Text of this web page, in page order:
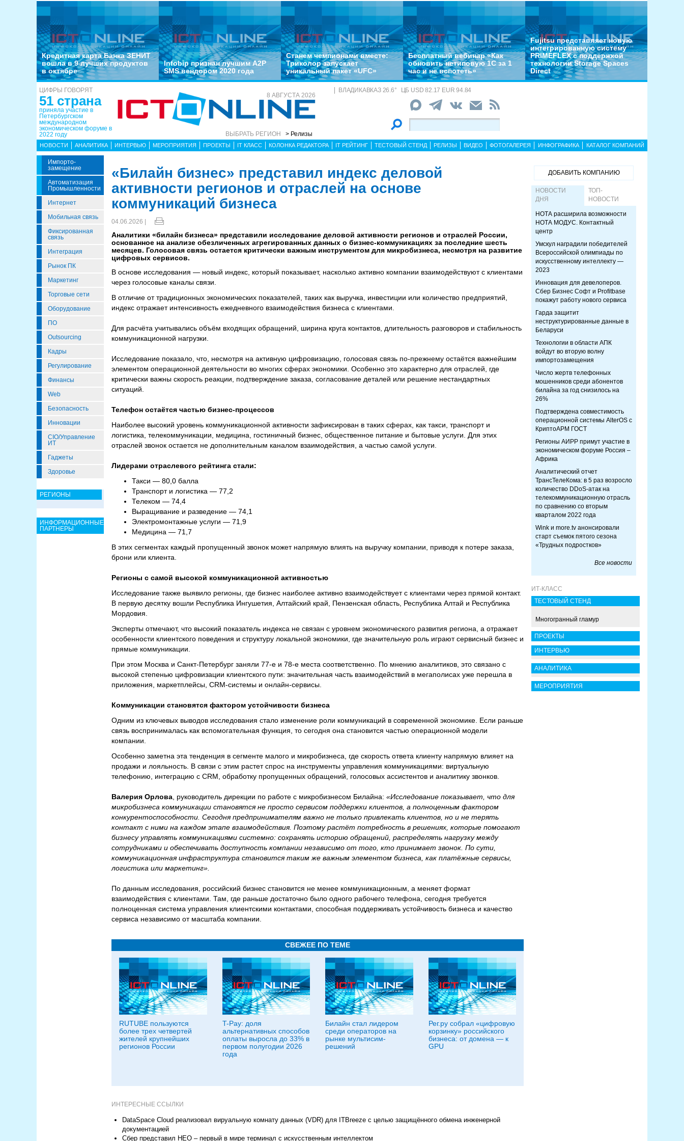
Кредитная карта Банка ЗЕНИТ
вошла в 9 лучших продуктов
в октябре
Infobip признан лучшим A2P
SMS вендором 2020 года
Станем чемпионами вместе:
Триколор запускает
уникальный пакет «UFC»
Бесплатный вебинар «Как
обновить нетиповую 1С за 1
час и не вспотеть»
Fujitsu представляет новую
интегрированную систему
PRIMEFLEX с поддержкой
технологии Storage Spaces
Direct
ЦИФРЫ ГОВОРЯТ
51 страна
приняла участие в
Петербургском
международном
экономическом форуме в
2022 году
8 АВГУСТА 2026
ВЫБРАТЬ РЕГИОН > Релизы
ВЛАДИКАВКАЗ 26.6° ЦБ USD 82.17 EUR 94.84
НОВОСТИ АНАЛИТИКА ИНТЕРВЬЮ МЕРОПРИЯТИЯ ПРОЕКТЫ IT КЛАСС КОЛОНКА РЕДАКТОРА IT РЕЙТИНГ ТЕСТОВЫЙ СТЕНД РЕЛИЗЫ ВИДЕО ФОТОГАЛЕРЕЯ ИНФОГРАФИКА КАТАЛОГ КОМПАНИЙ
Импорто­
Замещение
Автоматизация
Промышленности
Интернет
Мобильная связь
Фиксированная
связь
Интеграция
Рынок ПК
Маркетинг
Торговые сети
Оборудование
ПО
Outsourcing
Кадры
Регулирование
Финансы
Web
Безопасность
Инновации
CIO/Управление
ИТ
Гаджеты
Здоровье
РЕГИОНЫ
ИНФОРМАЦИОННЫЕ
ПАРТНЕРЫ
«Билайн бизнес» представил индекс деловой
активности регионов и отраслей на основе
коммуникаций бизнеса
04.06.2026 |
Аналитики «билайн бизнеса» представили исследование деловой активности регионов и отраслей России,
основанное на анализе обезличенных агрегированных данных о бизнес-коммуникациях за последние шесть
месяцев. Голосовая связь остается критически важным инструментом для микробизнеса, несмотря на развитие
цифровых сервисов.
В основе исследования — новый индекс, который показывает, насколько активно компании взаимодействуют с клиентами
через голосовые каналы связи.
В отличие от традиционных экономических показателей, таких как выручка, инвестиции или количество предприятий,
индекс отражает интенсивность ежедневного взаимодействия бизнеса с клиентами.
Для расчёта учитывались объём входящих обращений, ширина круга контактов, длительность разговоров и стабильность
коммуникационной нагрузки.
Исследование показало, что, несмотря на активную цифровизацию, голосовая связь по-прежнему остаётся важнейшим
элементом операционной деятельности во многих сферах экономики. Особенно это характерно для отраслей, где
критически важны скорость реакции, подтверждение заказа, согласование деталей или решение нестандартных
ситуаций.
Телефон остаётся частью бизнес-процессов
Наиболее высокий уровень коммуникационной активности зафиксирован в таких сферах, как такси, транспорт и
логистика, телекоммуникации, медицина, гостиничный бизнес, общественное питание и бытовые услуги. Для этих
отраслей звонок остается не дополнительным каналом взаимодействия, а частью самой услуги.
Лидерами отраслевого рейтинга стали:
Такси — 80,0 балла
Транспорт и логистика — 77,2
Телеком — 74,4
Выращивание и разведение — 74,1
Электромонтажные услуги — 71,9
Медицина — 71,7
В этих сегментах каждый пропущенный звонок может напрямую влиять на выручку компании, приводя к потере заказа,
брони или клиента.
Регионы с самой высокой коммуникационной активностью
Исследование также выявило регионы, где бизнес наиболее активно взаимодействует с клиентами через прямой контакт.
В первую десятку вошли Республика Ингушетия, Алтайский край, Пензенская область, Республика Алтай и Республика
Мордовия.
Эксперты отмечают, что высокий показатель индекса не связан с уровнем экономического развития региона, а отражает
особенности клиентского поведения и структуру локальной экономики, где значительную роль играют сервисный бизнес и
прямые коммуникации.
При этом Москва и Санкт-Петербург заняли 77-е и 78-е места соответственно. По мнению аналитиков, это связано с
высокой степенью цифровизации клиентского пути: значительная часть взаимодействий в мегаполисах уже перешла в
приложения, маркетплейсы, CRM-системы и онлайн-сервисы.
Коммуникации становятся фактором устойчивости бизнеса
Одним из ключевых выводов исследования стало изменение роли коммуникаций в современной экономике. Если раньше
связь воспринималась как вспомогательная функция, то сегодня она становится частью операционной модели
компании.
Особенно заметна эта тенденция в сегменте малого и микробизнеса, где скорость ответа клиенту напрямую влияет на
продажи и лояльность. В связи с этим растет спрос на инструменты управления коммуникациями: виртуальную
телефонию, интеграцию с CRM, обработку пропущенных обращений, голосовых ассистентов и аналитику звонков.
Валерия Орлова , руководитель дирекции по работе с микробизнесом Билайна: «Исследование показывает, что для
микробизнеса коммуникации становятся не просто сервисом поддержки клиентов, а полноценным фактором
конкурентоспособности. Сегодня предпринимателям важно не только привлекать клиентов, но и не терять
контакт с ними на каждом этапе взаимодействия. Поэтому растёт потребность в решениях, которые помогают
бизнесу управлять коммуникациями системно: сохранять историю обращений, распределять нагрузку между
сотрудниками и обеспечивать доступность компании независимо от того, кто принимает звонок. По сути,
коммуникационная инфраструктура становится таким же важным элементом бизнеса, как платёжные сервисы,
логистика или маркетинг».
По данным исследования, российский бизнес становится не менее коммуникационным, а меняет формат
взаимодействия с клиентами. Там, где раньше достаточно было одного рабочего телефона, сегодня требуется
полноценная система управления клиентскими контактами, способная поддерживать устойчивость бизнеса и качество
сервиса независимо от масштаба компании.
СВЕЖЕЕ ПО ТЕМЕ
RUTUBE пользуются
более трех четвертей
жителей крупнейших
регионов России
T-Pay: доля
альтернативных способов
оплаты выросла до 33% в
первом полугодии 2026
года
Билайн стал лидером
среди операторов на
рынке мультисим-
решений
Рег.ру собрал «цифровую
корзинку» российского
бизнеса: от домена — к
GPU
ИНТЕРЕСНЫЕ ССЫЛКИ
DataSpace Cloud реализовал вируальную комнату данных (VDR) для ITBreeze с целью защищённого обмена инженерной
документацией
Сбер представил НЕО – первый в мире терминал с искусственным интеллектом
ДОБАВИТЬ КОМПАНИЮ
НОВОСТИ
ДНЯ
ТОП-
НОВОСТИ
НОТА расширила возможности
НОТА МОДУС. Контактный
центр
Умскул наградили победителей
Всероссийской олимпиады по
искусственному интеллекту —
2023
Инновация для девелоперов.
Сбер Бизнес Софт и Profitbase
покажут работу нового сервиса
Гарда защитит
неструктурированные данные в
Беларуси
Технологии в области АПК
войдут во вторую волну
импортозамещения
Число жертв телефонных
мошенников среди абонентов
билайна за год снизилось на
26%
Подтверждена совместимость
операционной системы AlterOS с
КриптоАРМ ГОСТ
Регионы АИРР примут участие в
экономическом форуме Россия –
Африка
Аналитический отчет
ТрансТелеКома: в 5 раз возросло
количество DDoS-атак на
телекоммуникационную отрасль
по сравнению со вторым
кварталом 2022 года
Wink и more.tv анонсировали
старт съемок пятого сезона
«Трудных подростков»
Все новости
ИТ-КЛАСС
ТЕСТОВЫЙ СТЕНД
Многогранный гламур
ПРОЕКТЫ
ИНТЕРВЬЮ
АНАЛИТИКА
МЕРОПРИЯТИЯ